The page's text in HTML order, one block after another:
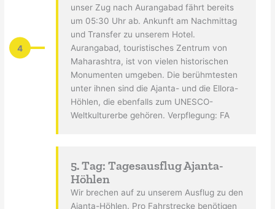
4
unser Zug nach Aurangabad fährt bereits
um 05:30 Uhr ab. Ankunft am Nachmittag
und Transfer zu unserem Hotel.
Aurangabad, touristisches Zentrum von
Maharashtra, ist von vielen historischen
Monumenten umgeben. Die berühmtesten
unter ihnen sind die Ajanta- und die Ellora-
Höhlen, die ebenfalls zum UNESCO-
Weltkulturerbe gehören. Verpflegung: FA
5. Tag: Tagesausflug Ajanta-
Höhlen
Wir brechen auf zu unserem Ausflug zu den
Ajanta-Höhlen. Pro Fahrstrecke benötigen